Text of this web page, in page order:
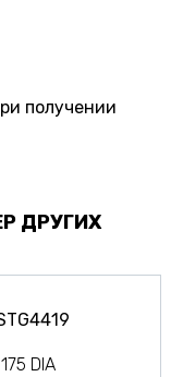
получении
ДРУГИХ
DIA